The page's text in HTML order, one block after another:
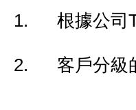
1. 根據公司
2. 客戶分級